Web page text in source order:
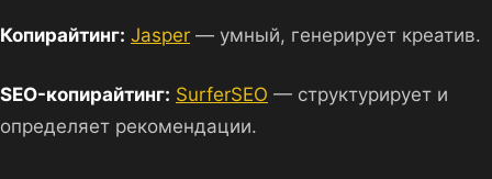
Копирайтинг: Jasper — умный, генерирует креатив.
SEO-копирайтинг: SurferSEO — структурирует и
определяет рекомендации.